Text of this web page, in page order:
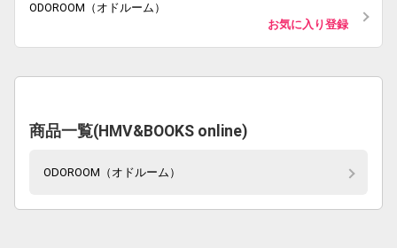
ODOROOM（オドルーム）
お気に入り登録
商品一覧(HMV&BOOKS online)
ODOROOM（オドルーム）